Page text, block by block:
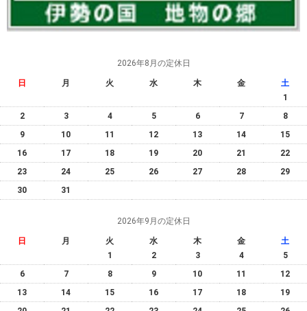
2026年8月の定休日
日 月 火 水 木 金
土
1
2
3 4 5 6 7
8
9
10 11 12 13 14
15
16
17 18 19 20 21
22
23
24 25 26 27 28
29
30
31
2026年9月の定休日
日 月 火 水 木 金
土
1
2 3 4
5
6
7 8 9 10 11
12
13
14 15 16 17 18
19